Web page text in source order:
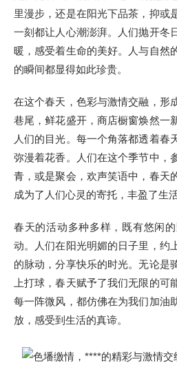
里漫步，还是在阳光下品茶，抑或
一刻都让人心潮澎湃。人们抛开冬
暖，感受着生命的美好。人与自然
的瞬间都显得如此珍贵。
在这个春天，色彩与激情交融，形
巷尾，鲜花盛开，商店橱窗焕然一
人们的目光。每一个角落都透着春
弥漫着花香。人们在这个季节中，
青，或是聚会，欢声笑语中，春天
成为了人们心灵的寄托，丰盈了生
春天的活动多种多样，既有悠闲
动。人们在阳光明媚的日子里，约
的脉动，分享快乐的时光。无论是
上打球，春天赋予了我们无限的可
每一阵微风，都仿佛在为我们加油
放，感受到生活的真谛。